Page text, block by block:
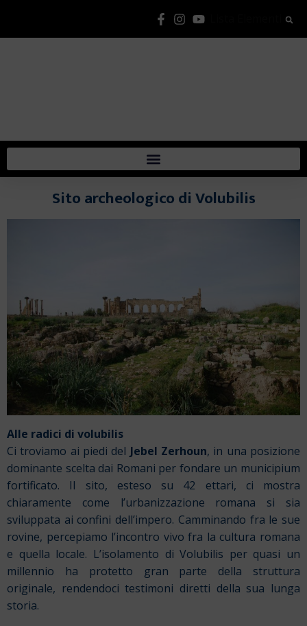
Sito archeologico di Volubilis
Alle radici di volubilis
Ci troviamo ai piedi del Jebel Zerhoun, in una posizione
dominante scelta dai Romani per fondare un municipium
fortificato. Il sito, esteso su 42 ettari, ci mostra
chiaramente come l’urbanizzazione romana si sia
sviluppata ai confini dell’impero. Camminando fra le sue
rovine, percepiamo l’incontro vivo fra la cultura romana
e quella locale. L’isolamento di Volubilis per quasi un
millennio ha protetto gran parte della struttura
originale, rendendoci testimoni diretti della sua lunga
storia.